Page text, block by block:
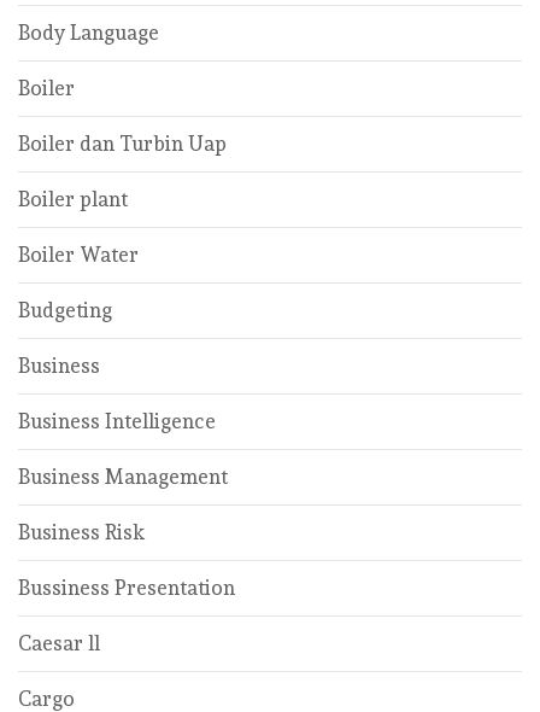
Body Language
Boiler
Boiler dan Turbin Uap
Boiler plant
Boiler Water
Budgeting
Business
Business Intelligence
Business Management
Business Risk
Bussiness Presentation
Caesar ll
Cargo